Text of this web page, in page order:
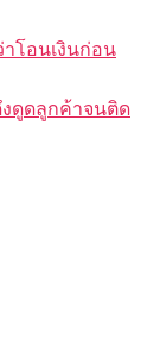
โอนเงินก่อน
ดูดลูกค้าจนติด